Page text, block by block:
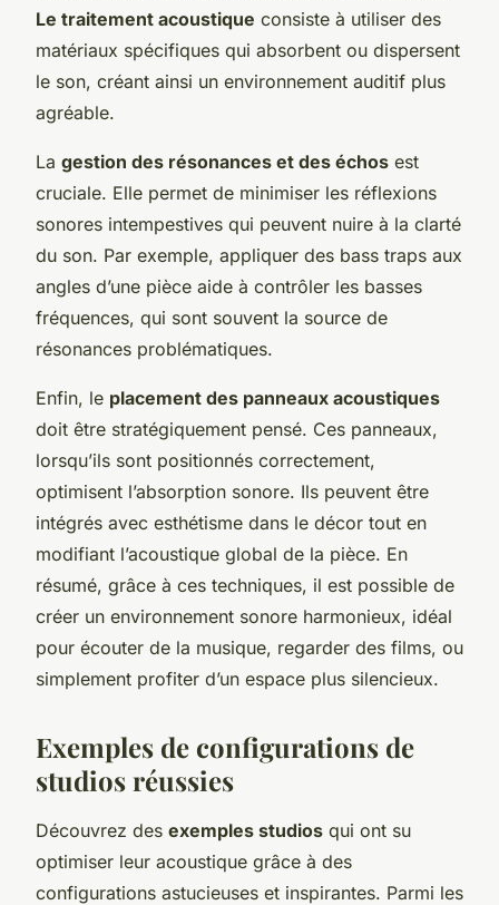
Le traitement acoustique consiste à utiliser des
matériaux spécifiques qui absorbent ou dispersent
le son, créant ainsi un environnement auditif plus
agréable.
La gestion des résonances et des échos est
cruciale. Elle permet de minimiser les réflexions
sonores intempestives qui peuvent nuire à la clarté
du son. Par exemple, appliquer des bass traps aux
angles d’une pièce aide à contrôler les basses
fréquences, qui sont souvent la source de
résonances problématiques.
Enfin, le placement des panneaux acoustiques
doit être stratégiquement pensé. Ces panneaux,
lorsqu’ils sont positionnés correctement,
optimisent l’absorption sonore. Ils peuvent être
intégrés avec esthétisme dans le décor tout en
modifiant l’acoustique global de la pièce. En
résumé, grâce à ces techniques, il est possible de
créer un environnement sonore harmonieux, idéal
pour écouter de la musique, regarder des films, ou
simplement profiter d’un espace plus silencieux.
Exemples de configurations de
studios réussies
Découvrez des exemples studios qui ont su
optimiser leur acoustique grâce à des
configurations astucieuses et inspirantes. Parmi les